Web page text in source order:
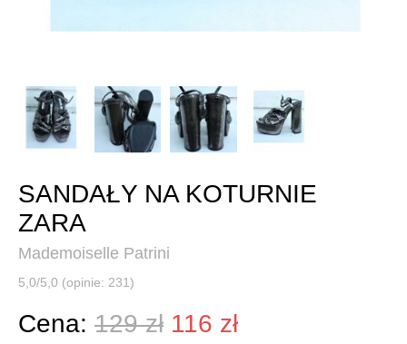
SANDAŁY NA KOTURNIE
ZARA
Mademoiselle Patrini
5,0/5,0 (opinie: 231)
Cena: 129 zł 116 zł